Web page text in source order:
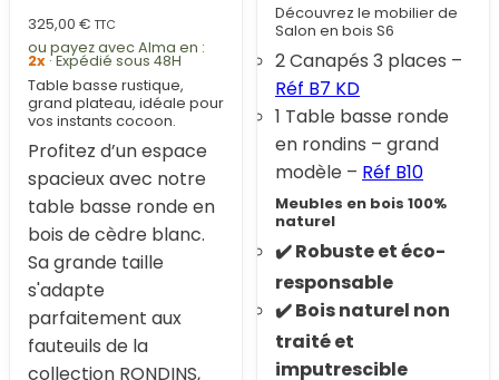
325,00 € TTC
ou payez avec Alma en :
2x · Expédié sous 48H
Table basse rustique,
grand plateau, idéale pour
vos instants cocoon.
Profitez d’un espace
spacieux avec notre
table basse ronde en
bois de cèdre blanc.
Sa grande taille
s'adapte
parfaitement aux
fauteuils de la
collection RONDINS,
Découvrez le mobilier de
Salon en bois S6
2 Canapés 3 places –
Réf B7 KD
1 Table basse ronde
en rondins – grand
modèle – Réf B10
Meubles en bois 100%
naturel
✔️ Robuste et éco-
responsable
✔️ Bois naturel non
traité et
imputrescible